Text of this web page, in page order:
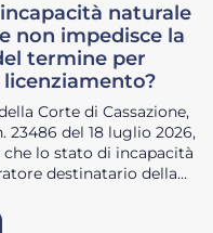
naturale
non impedisce la
termine per
Corte di Cassazione,
23486 del 18 luglio 2026,
lo stato di incapacità
destinatario della…